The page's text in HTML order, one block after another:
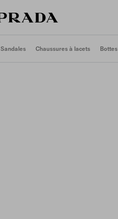
Sandales Chaussures à lacets Bottes